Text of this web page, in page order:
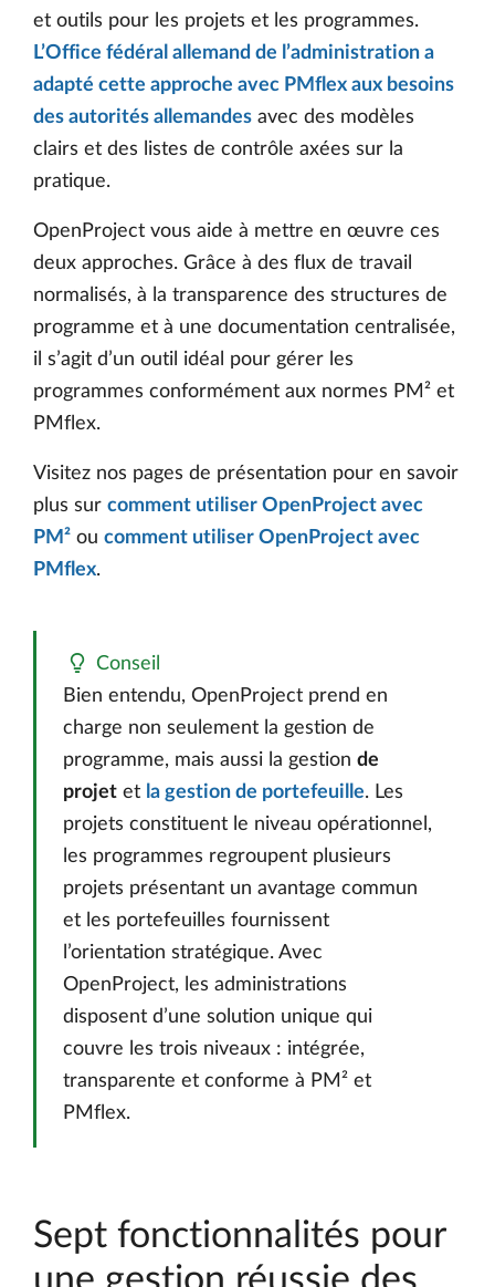
et outils pour les projets et les programmes.
L’Office fédéral allemand de l’administration a
adapté cette approche avec PMflex aux besoins
des autorités allemandes avec des modèles
clairs et des listes de contrôle axées sur la
pratique.
OpenProject vous aide à mettre en œuvre ces
deux approches. Grâce à des flux de travail
normalisés, à la transparence des structures de
programme et à une documentation centralisée,
il s’agit d’un outil idéal pour gérer les
programmes conformément aux normes PM² et
PMflex.
Visitez nos pages de présentation pour en savoir
plus sur comment utiliser OpenProject avec
PM² ou comment utiliser OpenProject avec
PMflex.
Conseil
Bien entendu, OpenProject prend en
charge non seulement la gestion de
programme, mais aussi la gestion de
projet et la gestion de portefeuille. Les
projets constituent le niveau opérationnel,
les programmes regroupent plusieurs
projets présentant un avantage commun
et les portefeuilles fournissent
l’orientation stratégique. Avec
OpenProject, les administrations
disposent d’une solution unique qui
couvre les trois niveaux : intégrée,
transparente et conforme à PM² et
PMflex.
Sept fonctionnalités pour